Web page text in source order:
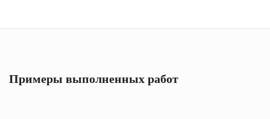
Примеры выполненных работ